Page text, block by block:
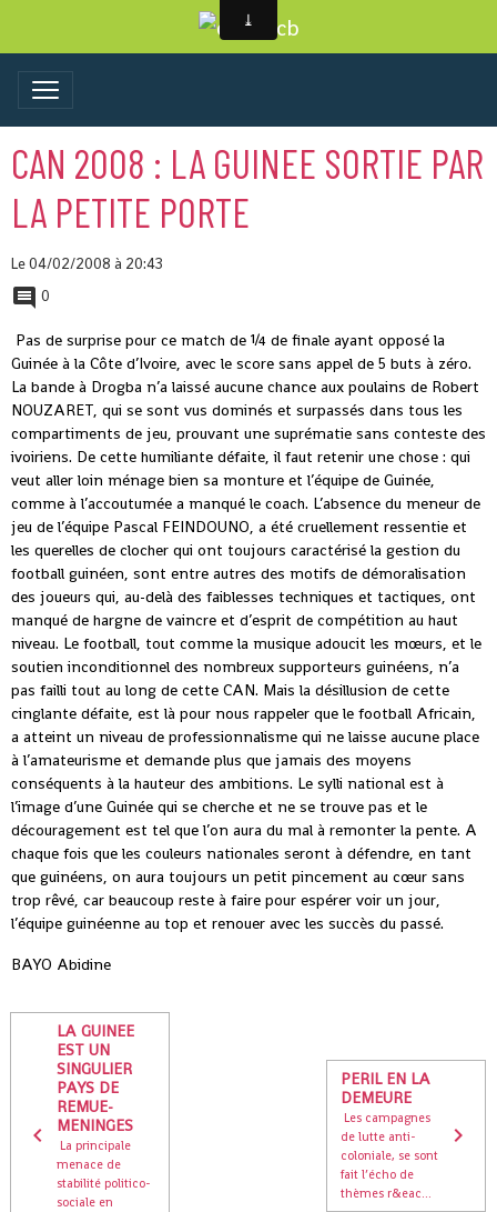
CAN 2008 : LA GUINEE SORTIE PAR
LA PETITE PORTE
Le 04/02/2008 à 20:43
0
Pas de surprise pour ce match de ¼ de finale ayant opposé la
Guinée à la Côte d’Ivoire, avec le score sans appel de 5 buts à zéro.
La bande à Drogba n’a laissé aucune chance aux poulains de Robert
NOUZARET, qui se sont vus dominés et surpassés dans tous les
compartiments de jeu, prouvant une suprématie sans conteste des
ivoiriens. De cette humiliante défaite, il faut retenir une chose : qui
veut aller loin ménage bien sa monture et l’équipe de Guinée,
comme à l’accoutumée a manqué le coach. L’absence du meneur de
jeu de l’équipe Pascal FEINDOUNO, a été cruellement ressentie et
les querelles de clocher qui ont toujours caractérisé la gestion du
football guinéen, sont entre autres des motifs de démoralisation
des joueurs qui, au-delà des faiblesses techniques et tactiques, ont
manqué de hargne de vaincre et d’esprit de compétition au haut
niveau. Le football, tout comme la musique adoucit les mœurs, et le
soutien inconditionnel des nombreux supporteurs guinéens, n’a
pas failli tout au long de cette CAN. Mais la désillusion de cette
cinglante défaite, est là pour nous rappeler que le football Africain,
a atteint un niveau de professionnalisme qui ne laisse aucune place
à l’amateurisme et demande plus que jamais des moyens
conséquents à la hauteur des ambitions. Le sylli national est à
l’image d’une Guinée qui se cherche et ne se trouve pas et le
découragement est tel que l’on aura du mal à remonter la pente. A
chaque fois que les couleurs nationales seront à défendre, en tant
que guinéens, on aura toujours un petit pincement au cœur sans
trop rêvé, car beaucoup reste à faire pour espérer voir un jour,
l’équipe guinéenne au top et renouer avec les succès du passé.
BAYO Abidine
LA GUINEE
EST UN
SINGULIER
PAYS DE
REMUE-
MENINGES
La principale
menace de
stabilité politico-
sociale en
PERIL EN LA
DEMEURE
Les campagnes
de lutte anti-
coloniale, se sont
fait l’écho de
thèmes r&eac...